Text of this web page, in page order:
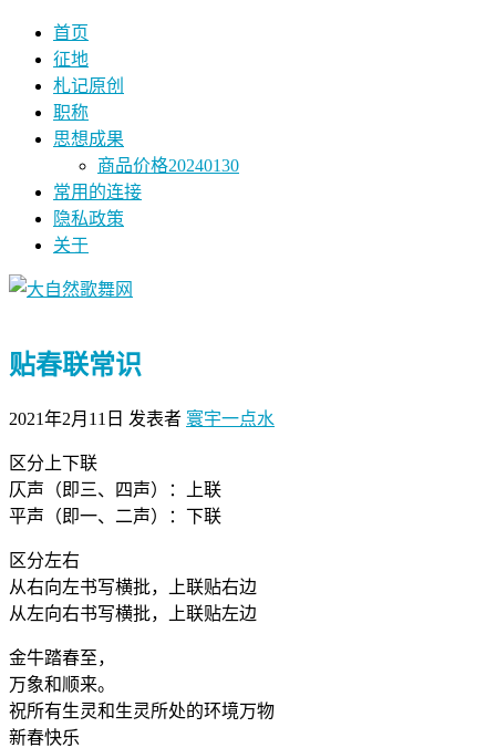
首页
征地
札记原创
职称
思想成果
商品价格20240130
常用的连接
隐私政策
关于
贴春联常识
2021年2月11日 发表者 寰宇一点水
区分上下联
仄声（即三、四声）：上联
平声（即一、二声）：下联
区分左右
从右向左书写横批，上联贴右边
从左向右书写横批，上联贴左边
金牛踏春至，
万象和顺来。
祝所有生灵和生灵所处的环境万物
新春快乐